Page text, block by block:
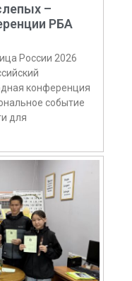
–
РБА
России 2026
конференция
событие
для